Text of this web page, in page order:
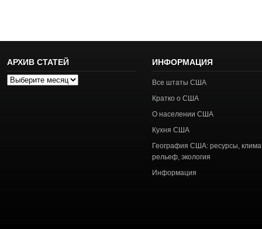
АРХИВ СТАТЕЙ
Архив
ИНФОРМАЦИЯ
Все штаты США
Кратко о США
О населении США
Кухня США
География США: ресурсы,
рельеф, экология
Информация